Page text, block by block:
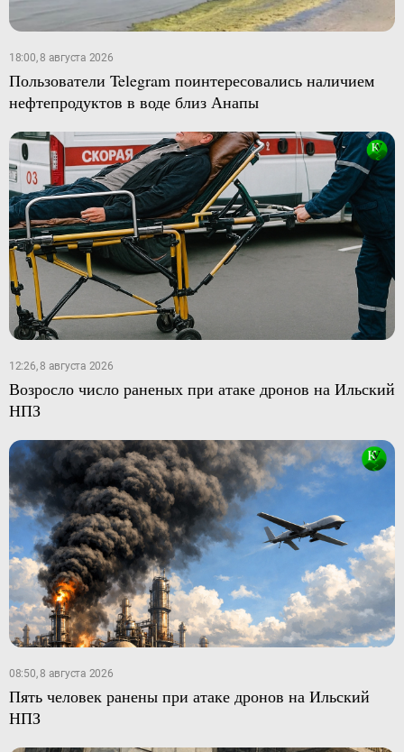
18:00, 8 августа 2026
Пользователи Telegram поинтересовались наличием
нефтепродуктов в воде близ Анапы
12:26, 8 августа 2026
Возросло число раненых при атаке дронов на Ильский
НПЗ
08:50, 8 августа 2026
Пять человек ранены при атаке дронов на Ильский
НПЗ